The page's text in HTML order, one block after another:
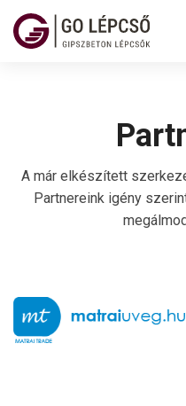
A már elkészített
Partnereink igény